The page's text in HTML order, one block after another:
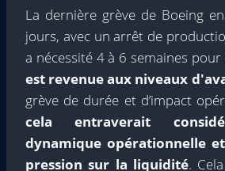
La dernière grève de Boeing
jours, avec un arrêt de
a nécessité 4 à 6 semaines pour
est revenue aux niveaux
grève de durée et d’impact
cela entraverait
dynamique opérationnelle
pression sur la liquidité.